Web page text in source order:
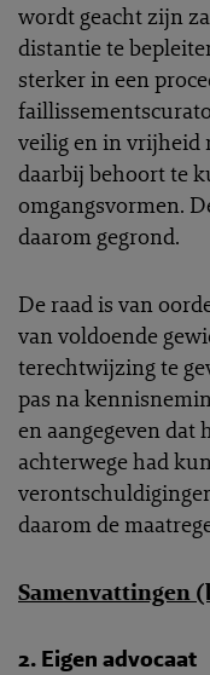
wordt geacht zijn
distantie te
sterker in een
veilig en in vrijheid
daarbij behoort te
omgangsvormen.
daarom gegrond.
De raad is van
van voldoende
terechtwijzing te
pas na
en aangegeven
achterwege had
daarom de
Samenvattingen
2. Eigen advocaat